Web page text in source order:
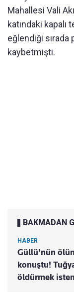
Mahallesi Vali
katındaki kapalı
eğlendiği sırada
kaybetmişti.
BAKMADAN
HABER
Güllü'nün
konuştu!
öldürmek